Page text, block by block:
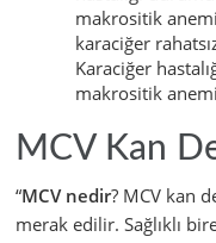
makrositik
karaciğer
Karaciğer
makrositik
MCV Kan
“MCV nedir? MCV kan
merak edilir. Sağlıklı